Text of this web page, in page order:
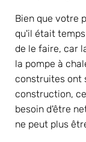
Bien que votre
qu'il était
de le faire, car
la pompe à
construites ont
construction,
besoin d'être
ne peut plus